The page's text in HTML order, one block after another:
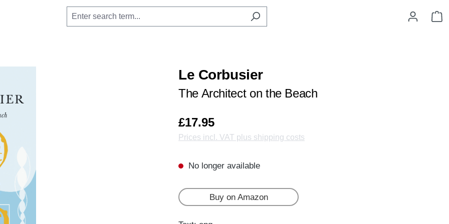
Le Corbusier
The Architect on the Beach
£17.95
Prices incl. VAT plus shipping costs
No longer available
Buy on Amazon